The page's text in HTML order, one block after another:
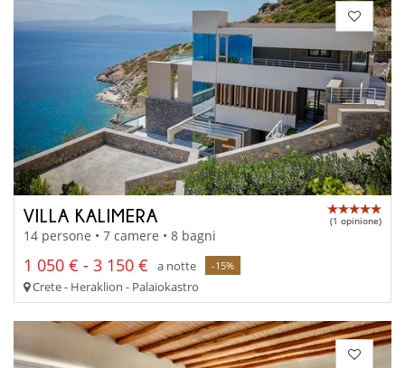
VILLA KALIMERA (1 opinione)
14 persone • 7 camere • 8 bagni
1 050 € - 3 150 € a notte -15%
Crete - Heraklion - Palaiokastro